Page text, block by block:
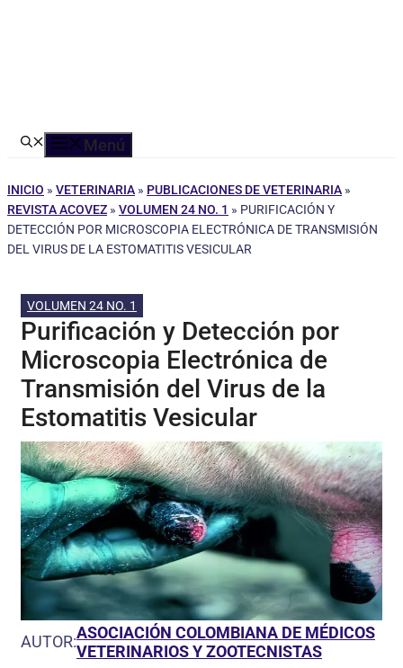
Menú
INICIO » VETERINARIA » PUBLICACIONES DE VETERINARIA »
REVISTA ACOVEZ » VOLUMEN 24 NO. 1 » PURIFICACIÓN Y
DETECCIÓN POR MICROSCOPIA ELECTRÓNICA DE TRANSMISIÓN
DEL VIRUS DE LA ESTOMATITIS VESICULAR
VOLUMEN 24 NO. 1
Purificación y Detección por
Microscopia Electrónica de
Transmisión del Virus de la
Estomatitis Vesicular
AUTOR:ASOCIACIÓN COLOMBIANA DE MÉDICOS
VETERINARIOS Y ZOOTECNISTAS